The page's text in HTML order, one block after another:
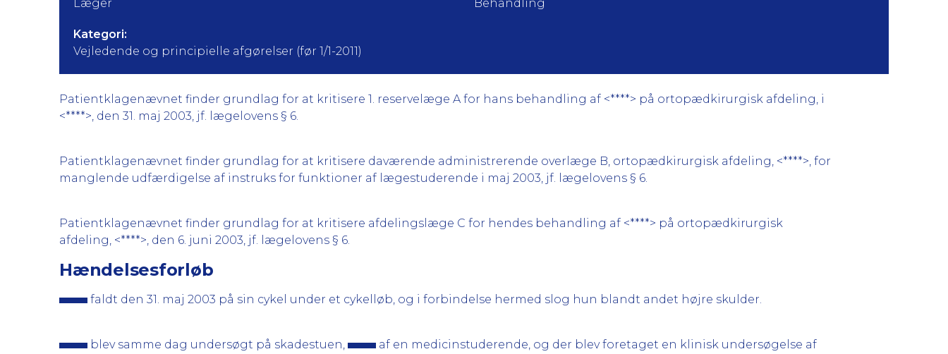
Læger
Behandling
Kategori:
Vejledende og principielle afgørelser (før 1/1-2011)
Patientklagenævnet finder grundlag for at kritisere 1. reservelæge A for hans behandling af <****> på ortopædkirurgisk afdeling, i
<****>, den 31. maj 2003, jf. lægelovens § 6.
Patientklagenævnet finder grundlag for at kritisere daværende administrerende overlæge B, ortopædkirurgisk afdeling, <****>, for
manglende udfærdigelse af instruks for funktioner af lægestuderende i maj 2003, jf. lægelovens § 6.
Patientklagenævnet finder grundlag for at kritisere afdelingslæge C for hendes behandling af <****> på ortopædkirurgisk
afdeling, <****>, den 6. juni 2003, jf. lægelovens § 6.
Hændelsesforløb
faldt den 31. maj 2003 på sin cykel under et cykelløb, og i forbindelse hermed slog hun blandt andet højre skulder.
blev samme dag undersøgt på skadestuen,
af en medicinstuderende, og der blev foretaget en klinisk undersøgelse af